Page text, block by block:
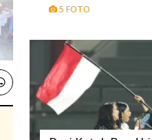
5 FOTO